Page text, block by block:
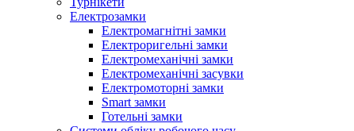
Електрозамки
Електромагнітні замки
Електроригельні замки
Електромеханічні замки
Електромеханічні засувки
Електромоторні замки
Smart замки
Готельні замки